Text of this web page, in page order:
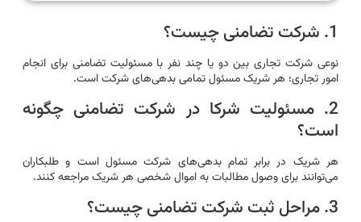
1. شرکت تضامنی چیست؟
نوعی شرکت تجاری بین دو یا چند نفر با مسئولیت تضامنی برای انجام
امور تجاری؛ هر شریک مسئول تمامی بدهی‌های شرکت است.
2. مسئولیت شرکا در شرکت تضامنی چگونه
است؟
هر شریک در برابر تمام بدهی‌های شرکت مسئول است و طلبکاران
می‌توانند برای وصول مطالبات به اموال شخصی هر شریک مراجعه کنند.
3. مراحل ثبت شرکت تضامنی چیست؟